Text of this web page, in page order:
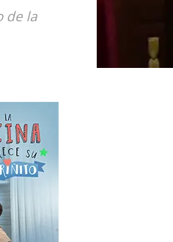
de la